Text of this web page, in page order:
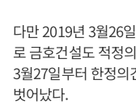
다만 2019년 3월26
로 금호건설도 적정
3월27일부터 한정의
벗어났다.